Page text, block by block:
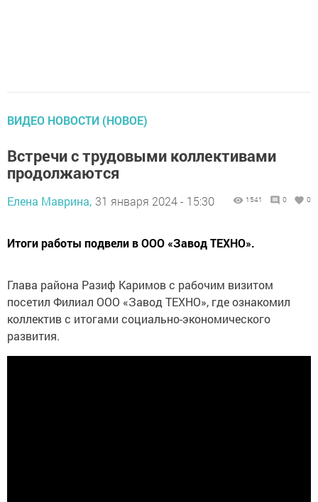
ВИДЕО НОВОСТИ (НОВОЕ)
Встречи с трудовыми коллективами
продолжаются
Елена Маврина, 31 января 2024 - 15:30 1541 0 0
Итоги работы подвели в ООО «Завод ТЕХНО».
Глава района Разиф Каримов с рабочим визитом
посетил Филиал ООО «Завод ТЕХНО», где ознакомил
коллектив с итогами социально-экономического
развития.